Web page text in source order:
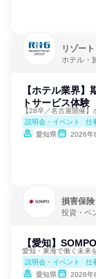
リゾー
ホテル・
【ホテル業界
トサービス体験
【28卒／名古屋開催】
説明会・イベント
仕
愛知県
2026年
損害保
投資・ベ
【愛知】
愛知・東海で働く未来
説明会・イベント
仕
愛知県
2026年